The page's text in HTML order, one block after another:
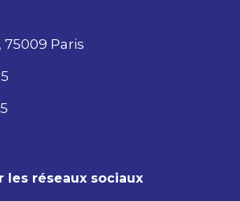
75009 Paris
les réseaux sociaux